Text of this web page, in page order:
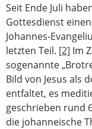
Seit Ende Juli
Gottesdienst
Johannes-
letzten Teil. [2] Im
sogenannte
Bild von Jesus als
entfaltet, es
geschrieben rund
die johanneische